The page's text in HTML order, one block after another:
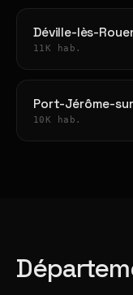
Déville-lès-
11K hab.
Port-Jérôme-
10K hab.